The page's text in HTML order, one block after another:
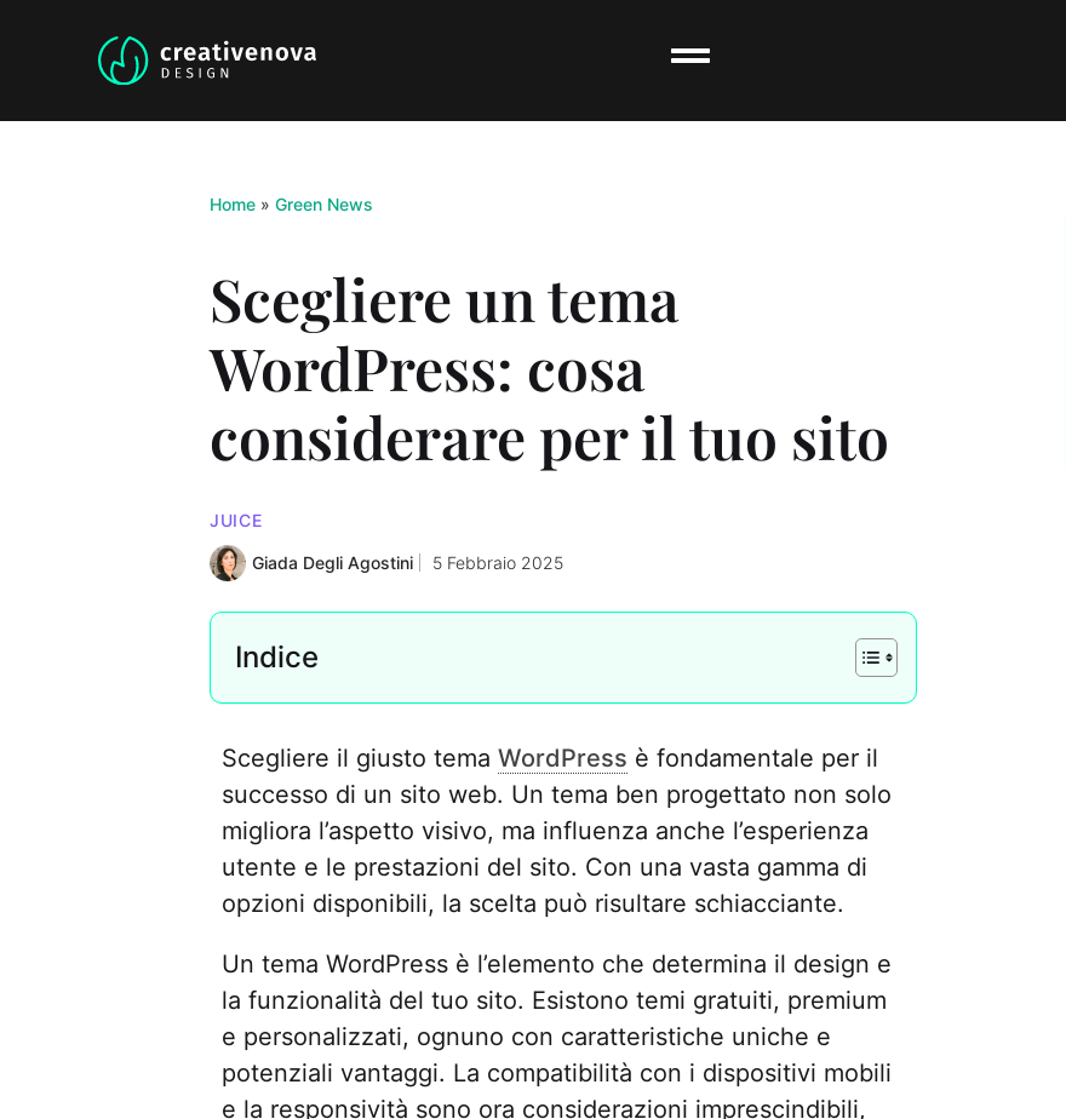
Home» Green News
Scegliere un tema
WordPress: cosa
considerare per il tuo sito
JUICE
Giada Degli Agostini 5 Febbraio 2025
Indice
Scegliere il giusto tema WordPress è fondamentale per il
successo di un sito web. Un tema ben progettato non solo
migliora l’aspetto visivo, ma influenza anche l’esperienza
utente e le prestazioni del sito. Con una vasta gamma di
opzioni disponibili, la scelta può risultare schiacciante.
Un tema WordPress è l’elemento che determina il design e
la funzionalità del tuo sito. Esistono temi gratuiti, premium
e personalizzati, ognuno con caratteristiche uniche e
potenziali vantaggi. La compatibilità con i dispositivi mobili
e la responsività sono ora considerazioni imprescindibili,